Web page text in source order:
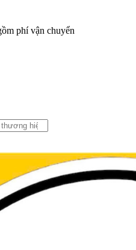
phí vận chuyển